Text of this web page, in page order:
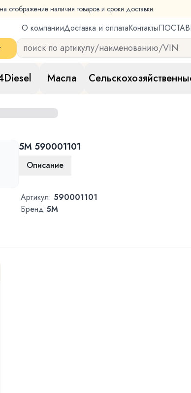
отображение наличия товаров и сроки доставки.
О компанииДоставка и оплатаКонтакты
Масла
5M 590001101
Описание
Артикул: 590001101
Бренд:5M